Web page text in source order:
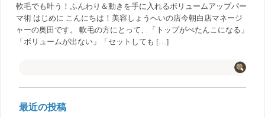
軟毛でも叶う！ふんわり＆動きを手に入れるボリュームアップパー
マ術 はじめに こんにちは！美容しょうへいの店今朝白店マネージ
ャーの奥田です。 軟毛の方にとって、「トップがぺたんこになる」
「ボリュームが出ない」「セットしても […]
最近の投稿